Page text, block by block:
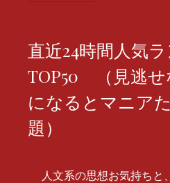
直近24時間人気
TOP50 （見逃せ
になるとマニア
題）
人文系の思想お気持ちと